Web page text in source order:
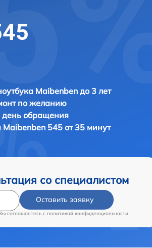
Maibenben до 3 лет
по желанию
день обращения
Maibenben 545 от 35 минут
со специалистом
Оставить заявку
соглашаетесь c политикой конфиденциальности